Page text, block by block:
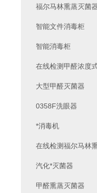
福尔马林熏蒸灭菌
智能文件消毒柜
智能消毒柜
在线检测甲醛浓度
大型甲醛灭菌器
0358F洗眼器
*消毒机
在线检测福尔马林
汽化*灭菌器
甲醛熏蒸灭菌器